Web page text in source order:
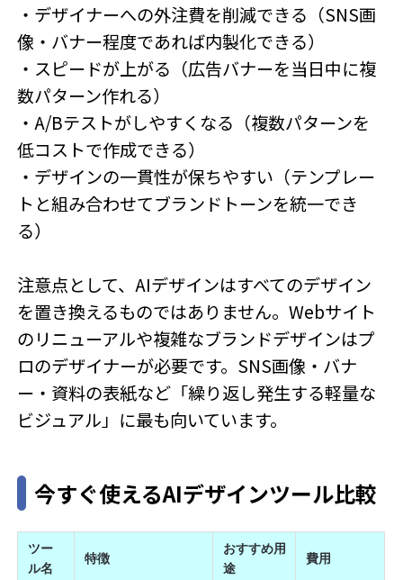
・デザイナーへの外注費を削減できる（SNS画
像・バナー程度であれば内製化できる）
・スピードが上がる（広告バナーを当日中に複
数パターン作れる）
・A/Bテストがしやすくなる（複数パターンを
低コストで作成できる）
・デザインの一貫性が保ちやすい（テンプレー
トと組み合わせてブランドトーンを統一でき
る）
注意点として、AIデザインはすべてのデザイン
を置き換えるものではありません。Webサイト
のリニューアルや複雑なブランドデザインはプ
ロのデザイナーが必要です。SNS画像・バナ
ー・資料の表紙など「繰り返し発生する軽量な
ビジュアル」に最も向いています。
今すぐ使えるAIデザインツール比較
ツー
ル名
特徴
おすすめ用
途
費用